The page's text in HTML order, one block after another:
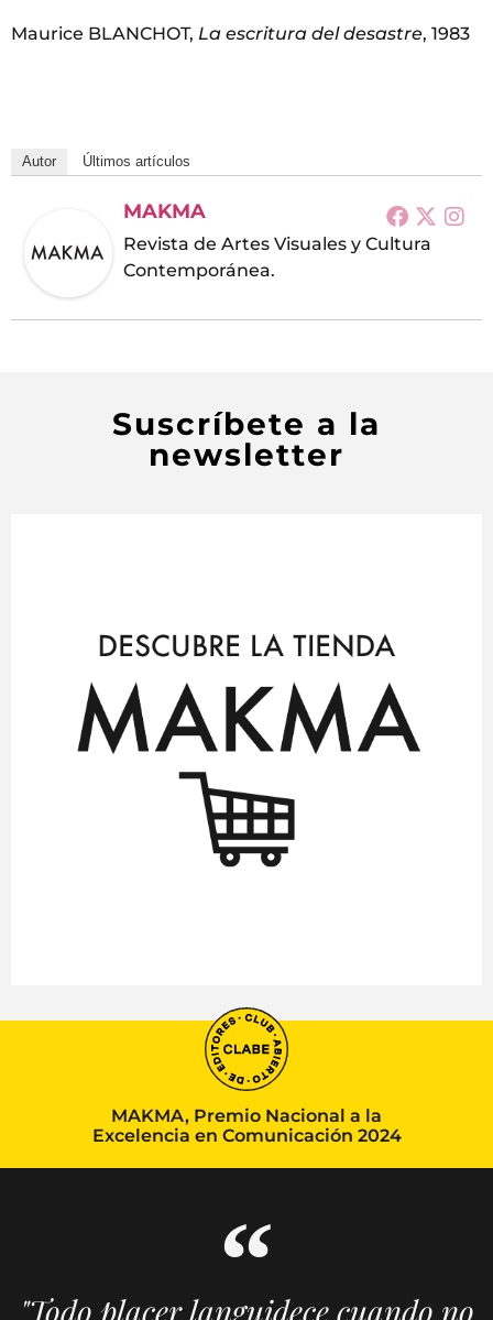
Maurice BLANCHOT, La escritura del desastre, 1983
Autor Últimos artículos
MAKMA
Revista de Artes Visuales y Cultura
Contemporánea.
Suscríbete a la
newsletter
MAKMA, Premio Nacional a la
Excelencia en Comunicación 2024
"Todo placer languidece cuando no